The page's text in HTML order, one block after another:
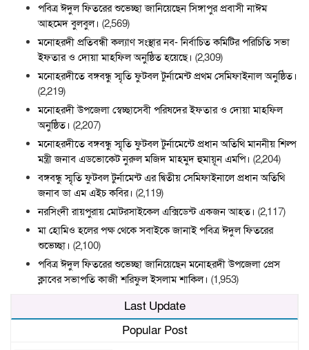
পবিত্র ঈদুল ফিতরের শুভেচ্ছা জানিয়েছেন সিঙ্গাপুর প্রবাসী নাঈম
আহমেদ বুলবুল। (2,569)
মনোহরদী প্রতিবন্ধী কল্যাণ সংস্থার নব- নির্বাচিত কমিটির পরিচিতি সভা
ইফতার ও দোয়া মাহফিল অনুষ্ঠিত হয়েছে। (2,309)
মনোহরদীতে বঙ্গবন্ধু স্মৃতি ফুটবল টুর্নামেন্ট প্রথম সেমিফাইনাল অনুষ্ঠিত।
(2,219)
মনোহরদী উপজেলা স্বেচ্ছাসেবী পরিষদের ইফতার ও দোয়া মাহফিল
অনুষ্ঠিত। (2,207)
মনোহরদীতে বঙ্গবন্ধু স্মৃতি ফুটবল টুর্নামেন্টে প্রধান অতিথি মাননীয় শিল্প
মন্ত্রী জনাব এডভোকেট নুরুল মজিদ মাহমুদ হুমায়ূন এমপি। (2,204)
বঙ্গবন্ধু স্মৃতি ফুটবল টুর্নামেন্ট এর দ্বিতীয় সেমিফাইনালে প্রধান অতিথি
জনাব ডা এম এইচ কবির। (2,119)
নরসিংদী রায়পুরায় মোটরসাইকেল এক্সিডেন্ট একজন আহত। (2,117)
মা হোমিও হলের পক্ষ থেকে সবাইকে জানাই পবিত্র ঈদুল ফিতরের
শুভেচ্ছা। (2,100)
পবিত্র ঈদুল ফিতরের শুভেচ্ছা জানিয়েছেন মনোহরদী উপজেলা প্রেস
ক্লাবের সভাপতি কাজী শরিফুল ইসলাম শাকিল। (1,953)
Last Update
Popular Post